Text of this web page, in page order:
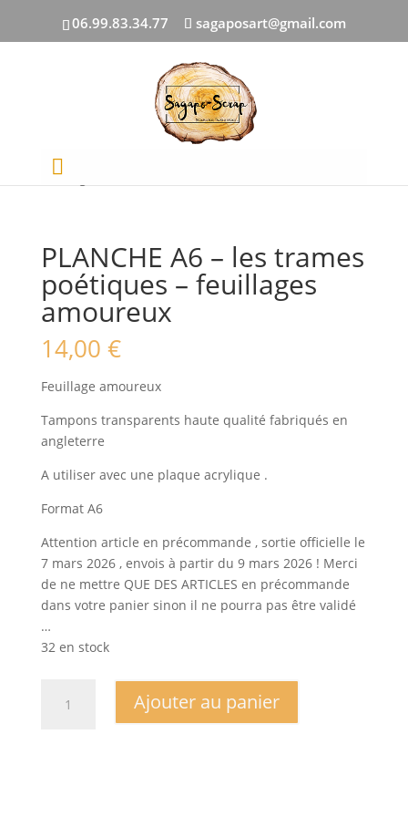
06.99.83.34.77 sagaposart@gmail.com
PAR COLLECTION/Les trames
poétiques
feuillages amoureux
PLANCHE A6 – les trames
poétiques – feuillages
amoureux
14,00 €
Feuillage amoureux
Tampons transparents haute qualité fabriqués en
angleterre
A utiliser avec une plaque acrylique .
Format A6
Attention article en précommande , sortie officielle le
7 mars 2026 , envois à partir du 9 mars 2026 ! Merci
de ne mettre QUE DES ARTICLES en précommande
dans votre panier sinon il ne pourra pas être validé
…
32 en stock
Ajouter au panier